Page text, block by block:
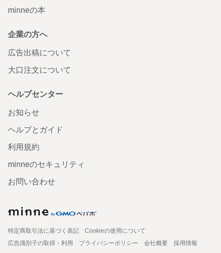
minneの本
企業の方へ
広告出稿について
大口注文について
ヘルプセンター
お知らせ
ヘルプとガイド
利用規約
minneのセキュリティ
お問い合わせ
特定商取引法に基づく表記
Cookieの使用について
広告識別子の取得・利用
プライバシーポリシー 会社概要
採用情報